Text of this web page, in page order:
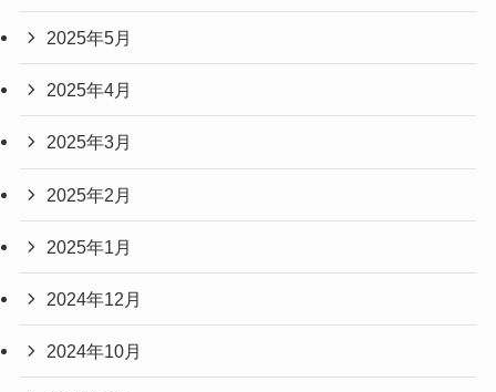
2025年5月
2025年4月
2025年3月
2025年2月
2025年1月
2024年12月
2024年10月